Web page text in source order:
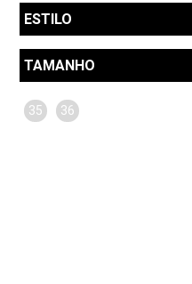
Couro (1)
ESTILO
Cano Baixo (1)
TAMANHO
35 36